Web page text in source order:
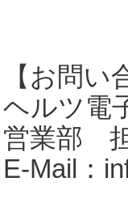
【お問い
ヘルツ電
営業部
E-Mail：